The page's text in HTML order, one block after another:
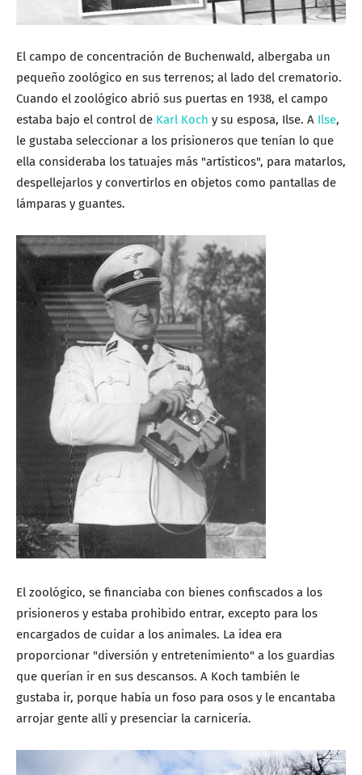
El campo de concentración de Buchenwald, albergaba un
pequeño zoológico en sus terrenos; al lado del crematorio.
Cuando el zoológico abrió sus puertas en 1938, el campo
estaba bajo el control de Karl Koch y su esposa, Ilse. A Ilse,
le gustaba seleccionar a los prisioneros que tenían lo que
ella consideraba los tatuajes más "artísticos", para matarlos,
despellejarlos y convertirlos en objetos como pantallas de
lámparas y guantes.
El zoológico, se financiaba con bienes confiscados a los
prisioneros y estaba prohibido entrar, excepto para los
encargados de cuidar a los animales. La idea era
proporcionar "diversión y entretenimiento" a los guardias
que querían ir en sus descansos. A Koch también le
gustaba ir, porque había un foso para osos y le encantaba
arrojar gente allí y presenciar la carnicería.